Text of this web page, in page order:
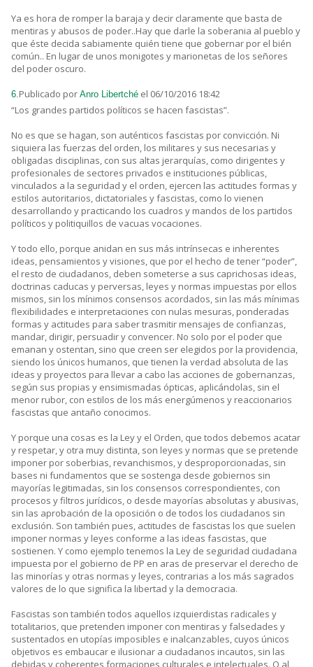
Ya es hora de romper la baraja y decir claramente que basta de
mentiras y abusos de poder..Hay que darle la soberania al pueblo y
que éste decida sabiamente quién tiene que gobernar por el bién
común.. En lugar de unos monigotes y marionetas de los señores
del poder oscuro.
6. Publicado por Anro Libertché el 06/10/2016 18:42
“Los grandes partidos políticos se hacen fascistas”.
No es que se hagan, son auténticos fascistas por convicción. Ni
siquiera las fuerzas del orden, los militares y sus necesarias y
obligadas disciplinas, con sus altas jerarquías, como dirigentes y
profesionales de sectores privados e instituciones públicas,
vinculados a la seguridad y el orden, ejercen las actitudes formas y
estilos autoritarios, dictatoriales y fascistas, como lo vienen
desarrollando y practicando los cuadros y mandos de los partidos
políticos y politiquillos de vacuas vocaciones.
Y todo ello, porque anidan en sus más intrínsecas e inherentes
ideas, pensamientos y visiones, que por el hecho de tener “poder”,
el resto de ciudadanos, deben someterse a sus caprichosas ideas,
doctrinas caducas y perversas, leyes y normas impuestas por ellos
mismos, sin los mínimos consensos acordados, sin las más mínimas
flexibilidades e interpretaciones con nulas mesuras, ponderadas
formas y actitudes para saber trasmitir mensajes de confianzas,
mandar, dirigir, persuadir y convencer. No solo por el poder que
emanan y ostentan, sino que creen ser elegidos por la providencia,
siendo los únicos humanos, que tienen la verdad absoluta de las
ideas y proyectos para llevar a cabo las acciones de gobernanzas,
según sus propias y ensimismadas ópticas, aplicándolas, sin el
menor rubor, con estilos de los más energúmenos y reaccionarios
fascistas que antaño conocimos.
Y porque una cosas es la Ley y el Orden, que todos debemos acatar
y respetar, y otra muy distinta, son leyes y normas que se pretende
imponer por soberbias, revanchismos, y desproporcionadas, sin
bases ni fundamentos que se sostenga desde gobiernos sin
mayorías legitimadas, sin los consensos correspondientes, con
procesos y filtros jurídicos, o desde mayorías absolutas y abusivas,
sin las aprobación de la oposición o de todos los ciudadanos sin
exclusión. Son también pues, actitudes de fascistas los que suelen
imponer normas y leyes conforme a las ideas fascistas, que
sostienen. Y como ejemplo tenemos la Ley de seguridad ciudadana
impuesta por el gobierno de PP en aras de preservar el derecho de
las minorías y otras normas y leyes, contrarias a los más sagrados
valores de lo que significa la libertad y la democracia.
Fascistas son también todos aquellos izquierdistas radicales y
totalitarios, que pretenden imponer con mentiras y falsedades y
sustentados en utopías imposibles e inalcanzables, cuyos únicos
objetivos es embaucar e ilusionar a ciudadanos incautos, sin las
debidas y coherentes formaciones culturales e intelectuales. O al